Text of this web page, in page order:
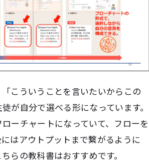
こういうことを言いたいからこの
が自分で選べる形になっています。
ーチャートになっていて、フローを
はアウトプットまで繋がるように
らの教科書はおすすめです。